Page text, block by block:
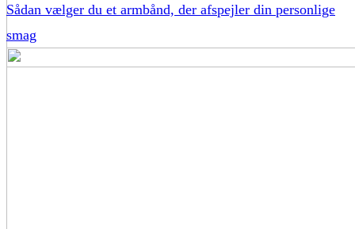
Sådan vælger du et armbånd, der afspejler din personlige
smag